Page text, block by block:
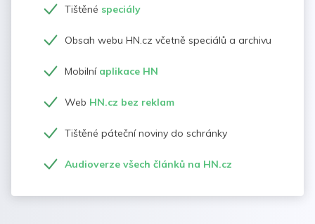
Tištěné speciály
Obsah webu HN.cz včetně speciálů a archivu
Mobilní aplikace HN
Web HN.cz bez reklam
Tištěné páteční noviny do schránky
Audioverze všech článků na HN.cz